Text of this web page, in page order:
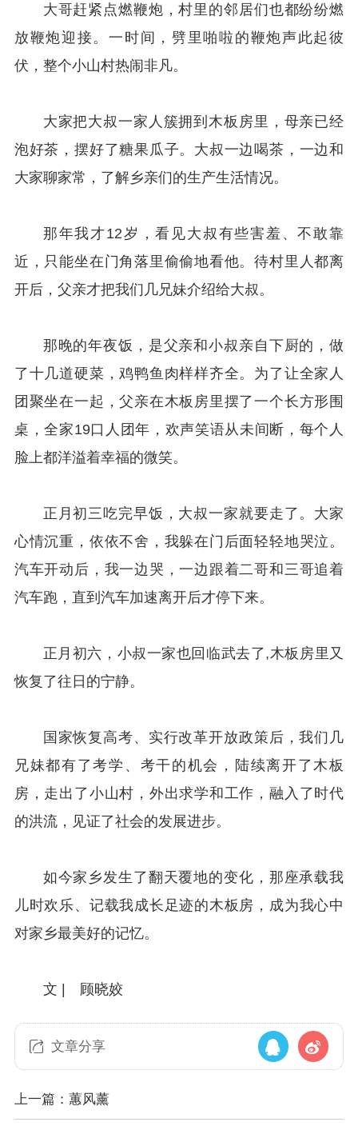
大哥赶紧点燃鞭炮，村里的邻居们也都纷纷燃
放鞭炮迎接。一时间，劈里啪啦的鞭炮声此起彼
伏，整个小山村热闹非凡。
大家把大叔一家人簇拥到木板房里，母亲已经
泡好茶，摆好了糖果瓜子。大叔一边喝茶，一边和
大家聊家常，了解乡亲们的生产生活情况。
那年我才12岁，看见大叔有些害羞、不敢靠
近，只能坐在门角落里偷偷地看他。待村里人都离
开后，父亲才把我们几兄妹介绍给大叔。
那晚的年夜饭，是父亲和小叔亲自下厨的，做
了十几道硬菜，鸡鸭鱼肉样样齐全。为了让全家人
团聚坐在一起，父亲在木板房里摆了一个长方形围
桌，全家19口人团年，欢声笑语从未间断，每个人
脸上都洋溢着幸福的微笑。
正月初三吃完早饭，大叔一家就要走了。大家
心情沉重，依依不舍，我躲在门后面轻轻地哭泣。
汽车开动后，我一边哭，一边跟着二哥和三哥追着
汽车跑，直到汽车加速离开后才停下来。
正月初六，小叔一家也回临武去了,木板房里又
恢复了往日的宁静。
国家恢复高考、实行改革开放政策后，我们几
兄妹都有了考学、考干的机会，陆续离开了木板
房，走出了小山村，外出求学和工作，融入了时代
的洪流，见证了社会的发展进步。
如今家乡发生了翻天覆地的变化，那座承载我
儿时欢乐、记载我成长足迹的木板房，成为我心中
对家乡最美好的记忆。
文 | 顾晓姣
文章分享
上一篇：蕙风薰